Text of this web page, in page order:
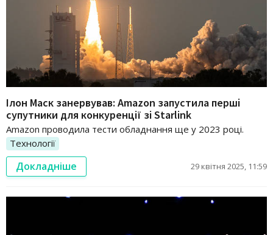
Ілон Маск занервував: Amazon запустила перші
супутники для конкуренції зі Starlink
Amazon проводила тести обладнання ще у 2023 році.
Технології
Докладніше 29 квітня 2025, 11:59